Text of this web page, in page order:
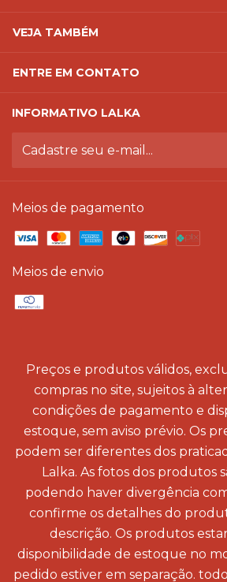
VEJA TAMBÉM
ENTRE EM CONTATO
INFORMATIVO LALKA
Meios de pagamento
Meios de envio
Preços e produtos válidos,
compras no site, sujeitos à
condições de pagamento e
estoque, sem aviso prévio. Os
podem ser diferentes dos
Lalka. As fotos dos produtos
podendo haver divergência
confirme os detalhes do
descrição. Os produtos
disponibilidade de estoque no
pedido estiver em separação.